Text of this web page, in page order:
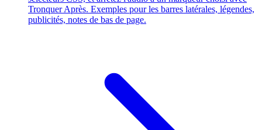
Tronquer Après. Exemples pour les barres latérales, légendes,
publicités, notes de bas de page.